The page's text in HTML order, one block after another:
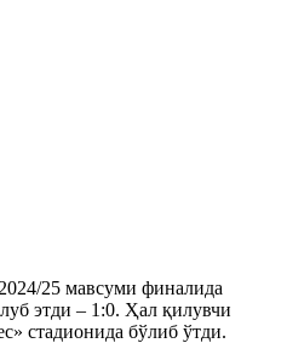
25 мавсуми финалида
этди – 1:0. Ҳал қилувчи
стадионида бўлиб ўтди.